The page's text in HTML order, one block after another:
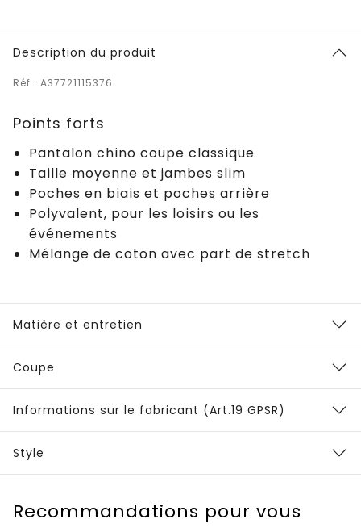
Description du produit
Réf.: A37721115376
Points forts
Pantalon chino coupe classique
Taille moyenne et jambes slim
Poches en biais et poches arrière
Polyvalent, pour les loisirs ou les
événements
Mélange de coton avec part de stretch
Matière et entretien
Coupe
Informations sur le fabricant (Art.19 GPSR)
Style
Recommandations pour vous